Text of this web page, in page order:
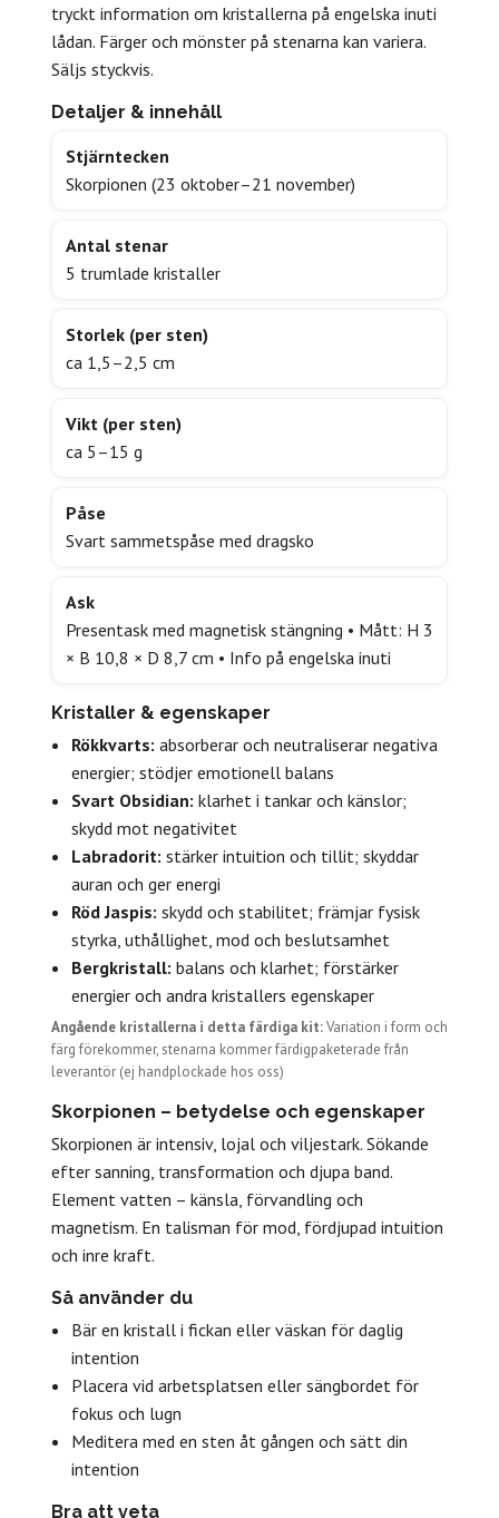
tryckt information om kristallerna på engelska inuti
lådan. Färger och mönster på stenarna kan variera.
Säljs styckvis.
Detaljer & innehåll
Stjärntecken
Skorpionen (23 oktober–21 november)
Antal stenar
5 trumlade kristaller
Storlek (per sten)
ca 1,5–2,5 cm
Vikt (per sten)
ca 5–15 g
Påse
Svart sammetspåse med dragsko
Ask
Presentask med magnetisk stängning • Mått: H 3
× B 10,8 × D 8,7 cm • Info på engelska inuti
Kristaller & egenskaper
Rökkvarts: absorberar och neutraliserar negativa
energier; stödjer emotionell balans
Svart Obsidian: klarhet i tankar och känslor;
skydd mot negativitet
Labradorit: stärker intuition och tillit; skyddar
auran och ger energi
Röd Jaspis: skydd och stabilitet; främjar fysisk
styrka, uthållighet, mod och beslutsamhet
Bergkristall: balans och klarhet; förstärker
energier och andra kristallers egenskaper
Angående kristallerna i detta färdiga kit:Variation i form och
färg förekommer, stenarna kommer färdigpaketerade från
leverantör (ej handplockade hos oss)
Skorpionen – betydelse och egenskaper
Skorpionen är intensiv, lojal och viljestark. Sökande
efter sanning, transformation och djupa band.
Element vatten – känsla, förvandling och
magnetism. En talisman för mod, fördjupad intuition
och inre kraft.
Så använder du
Bär en kristall i fickan eller väskan för daglig
intention
Placera vid arbetsplatsen eller sängbordet för
fokus och lugn
Meditera med en sten åt gången och sätt din
intention
Bra att veta